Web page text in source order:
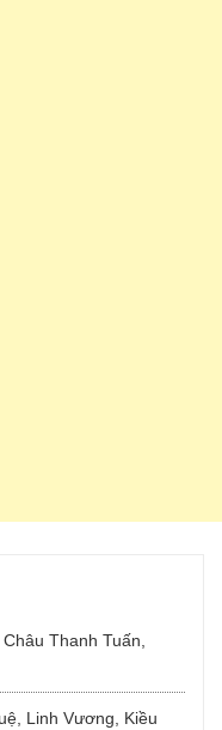
Thanh Tuấn,
Linh Vương, Kiều